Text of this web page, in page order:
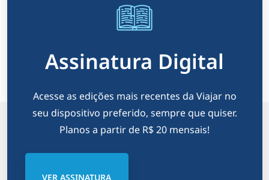
Assinatura Digital
Acesse as edições mais recentes da Viajar no
seu dispositivo preferido, sempre que quiser.
Planos a partir de R$ 20 mensais!
VER ASSINATURA